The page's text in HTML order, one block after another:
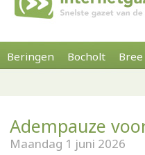
Beringen Bocholt Bree
Adempauze
Maandag 1 juni 2026